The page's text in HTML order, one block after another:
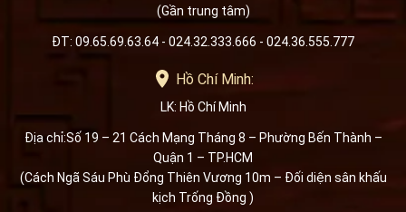
(Gần trung tâm)
ĐT: 09.65.69.63.64 - 024.32.333.666 - 024.36.555.777
Hồ Chí Minh:
LK: Hồ Chí Minh
Địa chỉ:Số 19 – 21 Cách Mạng Tháng 8 – Phường Bến Thành –
Quận 1 – TP.HCM
(Cách Ngã Sáu Phù Đổng Thiên Vương 10m – Đối diện sân khấu
kịch Trống Đồng )